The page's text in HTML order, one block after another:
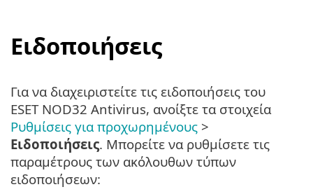
Ειδοποιήσεις
Για να διαχειριστείτε τις ειδοποιήσεις του
ESET NOD32 Antivirus, ανοίξτε τα στοιχεία
Ρυθμίσεις για προχωρημένους >
Ειδοποιήσεις. Μπορείτε να ρυθμίσετε τις
παραμέτρους των ακόλουθων τύπων
ειδοποιήσεων: